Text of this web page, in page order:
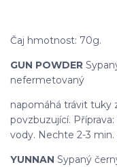
Čaj hmotnost: 70g.
GUN POWDER
nefermetovaný
napomáhá trávit tuky
povzbuzující.
vody. Nechte 2-3
YUNNAN Sypaný